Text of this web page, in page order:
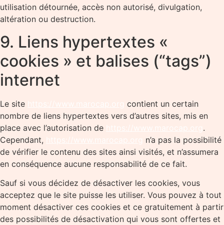
utilisation détournée, accès non autorisé, divulgation,
altération ou destruction.
9. Liens hypertextes «
cookies » et balises (“tags”)
internet
Le site
contient un certain
nombre de liens hypertextes vers d’autres sites, mis en
place avec l’autorisation de
.
Cependant,
n’a pas la possibilité
de vérifier le contenu des sites ainsi visités, et n’assumera
en conséquence aucune responsabilité de ce fait.
Sauf si vous décidez de désactiver les cookies, vous
acceptez que le site puisse les utiliser. Vous pouvez à tout
moment désactiver ces cookies et ce gratuitement à partir
des possibilités de désactivation qui vous sont offertes et